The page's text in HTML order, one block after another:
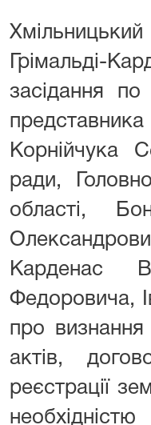
Хмільницький
Грімальді-
засідання
Корнійчука
ради,
області,
Карденас
Федоровича,
про
актів,
реєстрації